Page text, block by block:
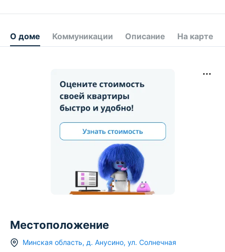
О доме Коммуникации Описание На карте
Местоположение
Минская область, д. Анусино, ул. Солнечная